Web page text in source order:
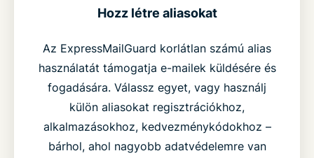
Hozz létre aliasokat
Az ExpressMailGuard korlátlan számú alias
használatát támogatja e-mailek küldésére és
fogadására. Válassz egyet, vagy használj
külön aliasokat regisztrációkhoz,
alkalmazásokhoz, kedvezménykódokhoz –
bárhol, ahol nagyobb adatvédelemre van